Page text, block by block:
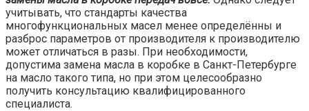
учитывать, что стандарты качества
многофункциональных масел менее определённы и
разброс параметров от производителя к производителю
может отличаться в разы. При необходимости,
допустима замена масла в коробке в Санкт-Петербурге
на масло такого типа, но при этом целесообразно
получить консультацию квалифицированного
специалиста.